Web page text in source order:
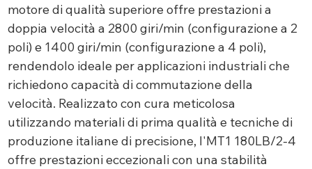
motore di qualità superiore offre prestazioni a
doppia velocità a 2800 giri/min (configurazione a 2
poli) e 1400 giri/min (configurazione a 4 poli),
rendendolo ideale per applicazioni industriali che
richiedono capacità di commutazione della
velocità. Realizzato con cura meticolosa
utilizzando materiali di prima qualità e tecniche di
produzione italiane di precisione, l'MT1 180LB/2-4
offre prestazioni eccezionali con una stabilità